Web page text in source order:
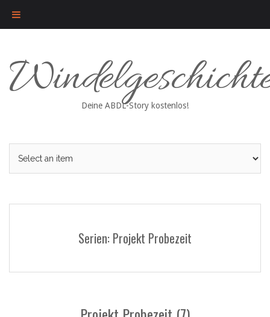
content
Deine ABDL-Story kostenlos!
Serien: Projekt Probezeit